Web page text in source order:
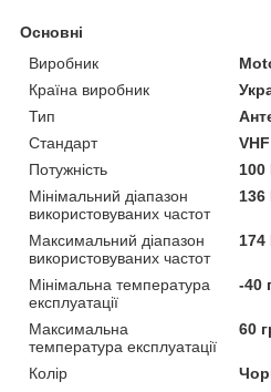
Основні
Виробник
Країна виробник
Тип
Стандарт
VHF
Потужність
100
Мінімальний діапазон
використовуваних частот
Максимальний діапазон
використовуваних частот
Мінімальна температура
експлуатації
-40
Максимальна
температура експлуатації
60
Колір